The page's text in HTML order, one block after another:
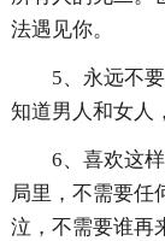
法遇见你。
5、永远不
知道男人和女人
6、喜欢这
局里，不需要任
泣，不需要谁再